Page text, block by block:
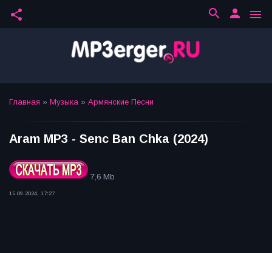
share menu
person
search
Главная » Музыка » Армянские Песни
Aram MP3 - Senc Ban Chka (2024)
7,6 Mb
15.09.2024, 17:27